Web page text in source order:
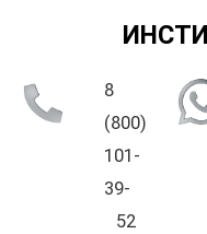
8
(800)
101-
39-
52